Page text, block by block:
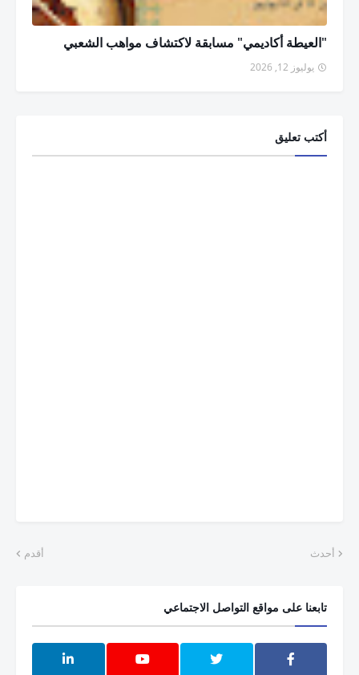
"العيطة أكاديمي" مسابقة لاكتشاف مواهب الشعبي
يوليوز 12, 2026
أكتب تعليق
أحدث أقدم
تابعنا على مواقع التواصل الاجتماعي